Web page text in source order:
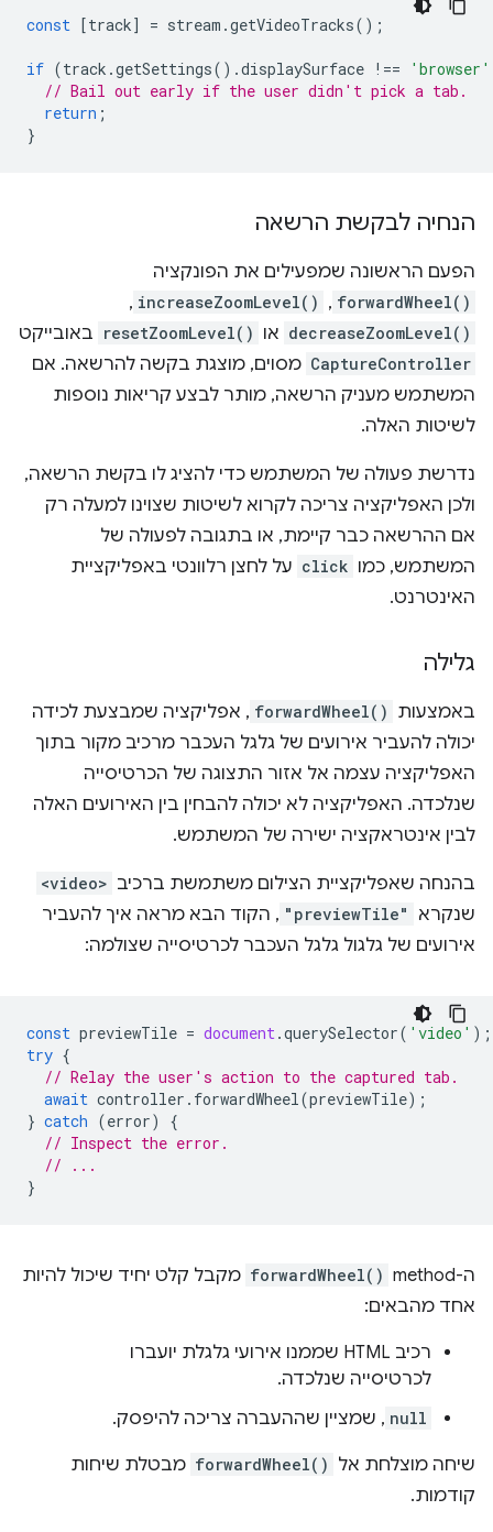
const [track] = stream .getVideoTracks();
if (track .getSettings().displaySurface !== 'browser'
// Bail out early if the user didn't pick a tab.
return ;
}
הנחיה לבקשת הרשאה
הפעם הראשונה שמפעילים את הפונקציה
forwardWheel()
,
increaseZoomLevel()
,
decreaseZoomLevel() או resetZoomLevel() באובייקט
CaptureController מסוים, מוצגת בקשה להרשאה. אם
המשתמש מעניק הרשאה, מותר לבצע קריאות נוספות
לשיטות האלה.
נדרשת פעולה של המשתמש כדי להציג לו בקשת הרשאה,
ולכן האפליקציה צריכה לקרוא לשיטות שצוינו למעלה רק
אם ההרשאה כבר קיימת, או בתגובה לפעולה של
המשתמש, כמו click על לחצן רלוונטי באפליקציית
האינטרנט.
גלילה
באמצעות forwardWheel() , אפליקציה שמבצעת לכידה
יכולה להעביר אירועים של גלגל העכבר מרכיב מקור בתוך
האפליקציה עצמה אל אזור התצוגה של הכרטיסייה
שנלכדה. האפליקציה לא יכולה להבחין בין האירועים האלה
לבין אינטראקציה ישירה של המשתמש.
בהנחה שאפליקציית הצילום משתמשת ברכיב <video>
שנקרא "previewTile" , הקוד הבא מראה איך להעביר
אירועים של גלגול גלגל העכבר לכרטיסייה שצולמה:
const previewTile = document.querySelector( 'video' );
try {
// Relay the user's action to the captured tab.
await controller . forwardWheel(previewTile);
} catch (error)
{
// Inspect the error.
// ...
}
ה-method‏ forwardWheel() מקבל קלט יחיד שיכול להיות
אחד מהבאים:
רכיב HTML שממנו אירועי גלגלת יועברו
לכרטיסייה שנלכדה.
null , שמציין שההעברה צריכה להיפסק.
שיחה מוצלחת אל forwardWheel() מבטלת שיחות
קודמות.